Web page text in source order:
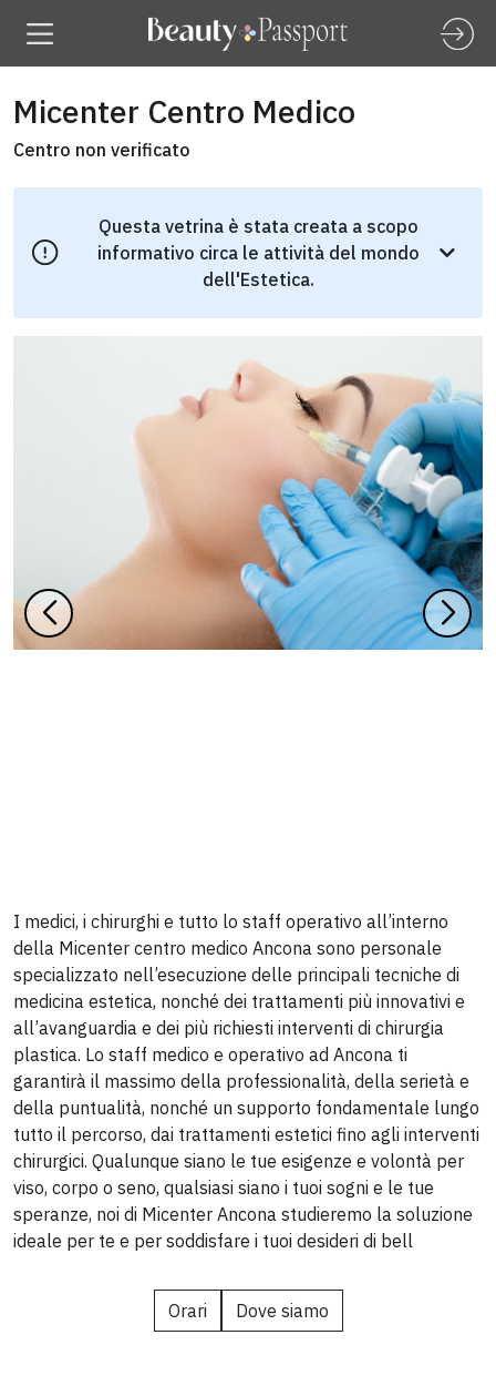
Micenter Centro Medico
Centro non verificato
Questa vetrina è stata creata a scopo
informativo circa le attività del mondo
dell'Estetica.
I medici, i chirurghi e tutto lo staff operativo all’interno
della Micenter centro medico Ancona sono personale
specializzato nell’esecuzione delle principali tecniche di
medicina estetica, nonché dei trattamenti più innovativi e
all’avanguardia e dei più richiesti interventi di chirurgia
plastica. Lo staff medico e operativo ad Ancona ti
garantirà il massimo della professionalità, della serietà e
della puntualità, nonché un supporto fondamentale lungo
tutto il percorso, dai trattamenti estetici fino agli interventi
chirurgici. Qualunque siano le tue esigenze e volontà per
viso, corpo o seno, qualsiasi siano i tuoi sogni e le tue
speranze, noi di Micenter Ancona studieremo la soluzione
ideale per te e per soddisfare i tuoi desideri di bell
Orari Dove siamo